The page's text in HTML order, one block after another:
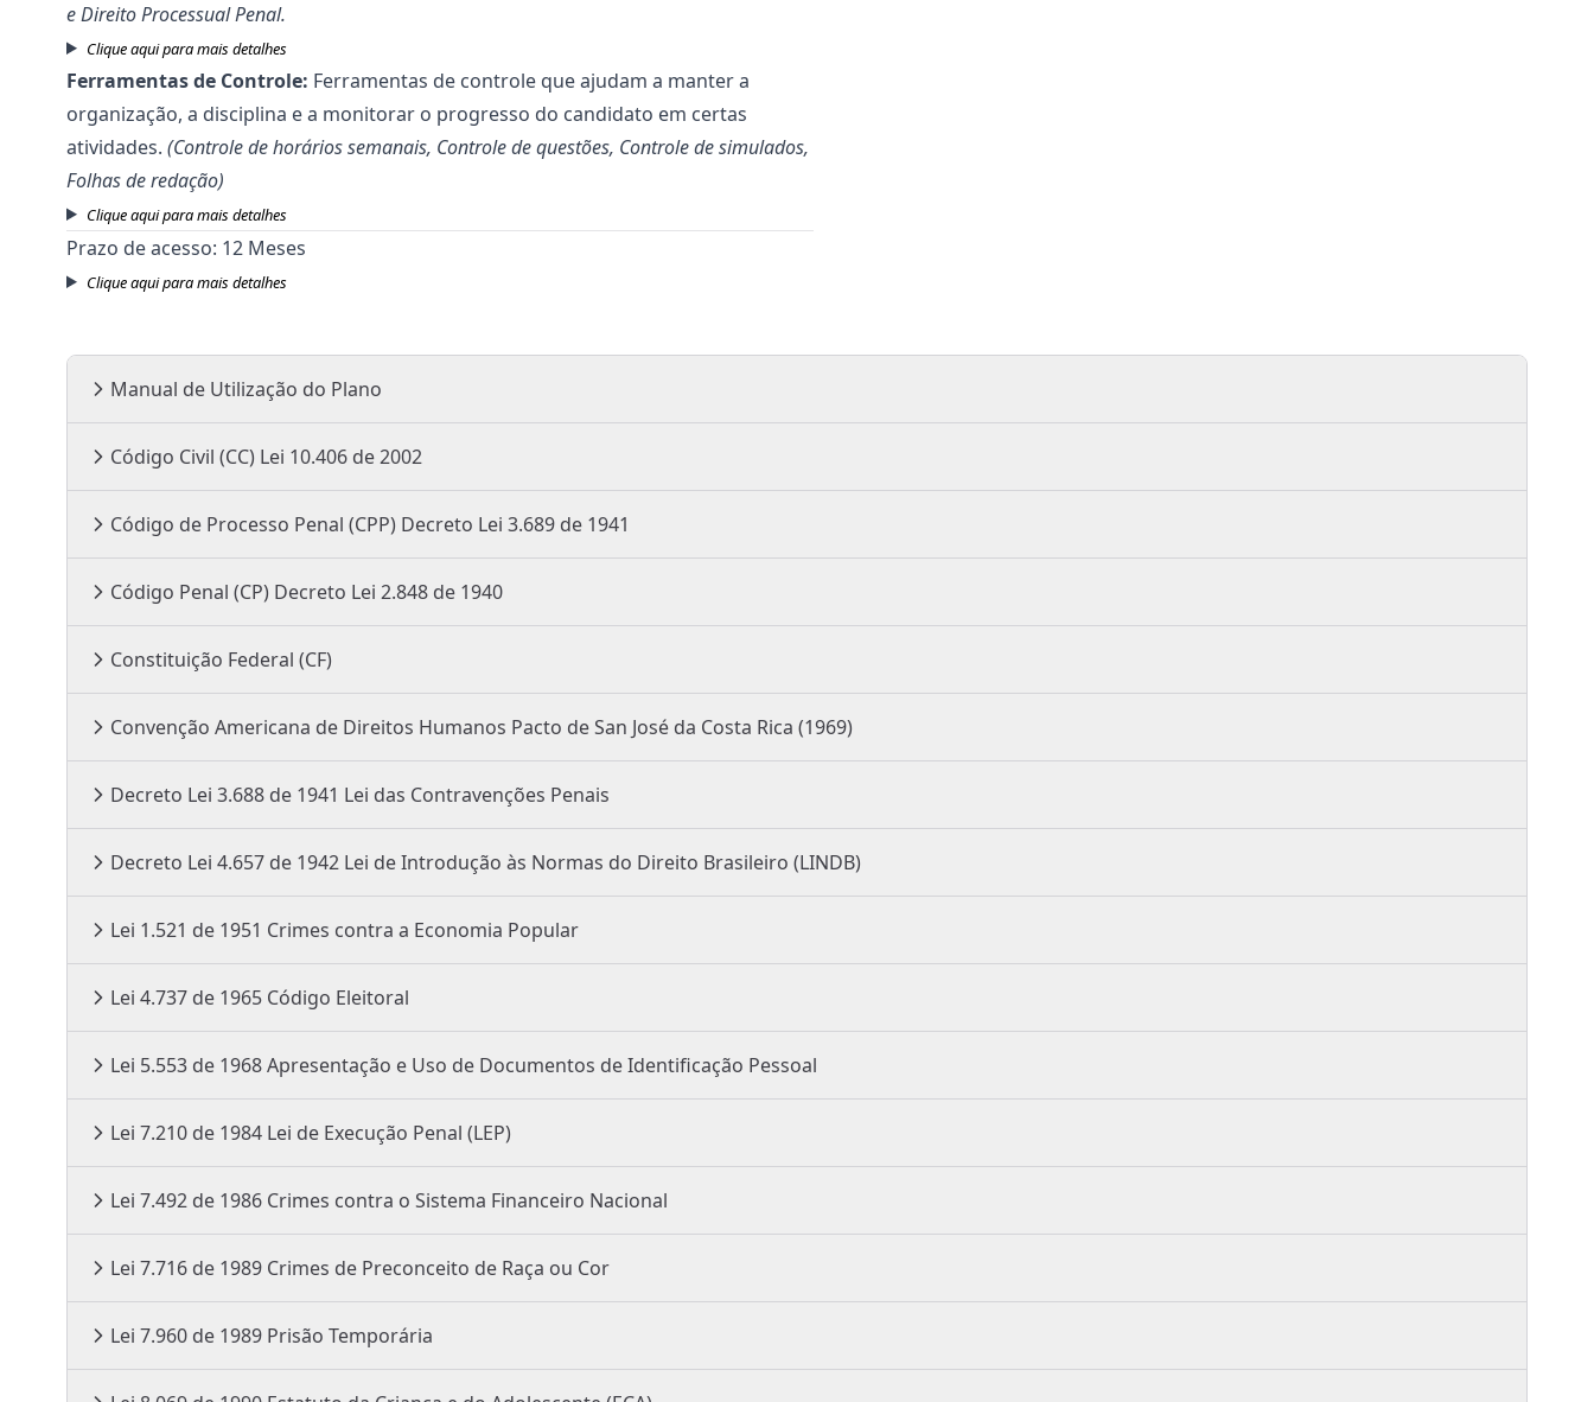
e Direito Processual Penal.
Clique aqui para mais detalhes
Ferramentas de Controle: Ferramentas de controle que ajudam a manter a
organização, a disciplina e a monitorar o progresso do candidato em certas
atividades. (Controle de horários semanais, Controle de questões, Controle de simulados,
Folhas de redação)
Clique aqui para mais detalhes
Prazo de acesso: 12 Meses
Clique aqui para mais detalhes
Manual de Utilização do Plano
Código Civil (CC) Lei 10.406 de 2002
Código de Processo Penal (CPP) Decreto Lei 3.689 de 1941
Código Penal (CP) Decreto Lei 2.848 de 1940
Constituição Federal (CF)
Convenção Americana de Direitos Humanos Pacto de San José da Costa Rica (1969)
Decreto Lei 3.688 de 1941 Lei das Contravenções Penais
Decreto Lei 4.657 de 1942 Lei de Introdução às Normas do Direito Brasileiro (LINDB)
Lei 1.521 de 1951 Crimes contra a Economia Popular
Lei 4.737 de 1965 Código Eleitoral
Lei 5.553 de 1968 Apresentação e Uso de Documentos de Identificação Pessoal
Lei 7.210 de 1984 Lei de Execução Penal (LEP)
Lei 7.492 de 1986 Crimes contra o Sistema Financeiro Nacional
Lei 7.716 de 1989 Crimes de Preconceito de Raça ou Cor
Lei 7.960 de 1989 Prisão Temporária